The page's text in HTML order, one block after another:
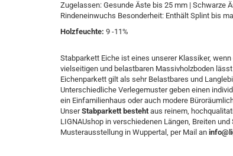
Zugelassen: Gesunde Äste bis 25 mm | Schwarze
Rindeneinwuchs Besonderheit: Enthält Splint bis
Holzfeuchte: 9 -11%
Stabparkett Eiche ist eines unserer Klassiker,
vielseitigen und belastbaren Massivholzboden
Eichenparkett gilt als sehr Belastbares und
Unterschiedliche Verlegemuster geben einen
ein Einfamilienhaus oder auch modere
UnserStabparkett bestehtaus reinem,
LIGNAUshop in verschiedenen Längen, Breiten
Musterausstellung in Wuppertal, per Mail an